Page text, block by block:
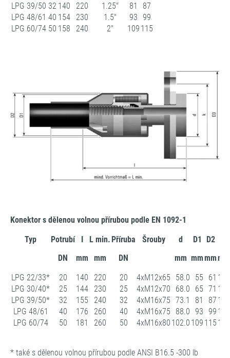
LPG 39/50 32 140 220 1.25" 81
87
LPG 48/61 40 154 230 1.5" 93 99
LPG 60/74 50 158 240 2" 109 115
Konektor s dělenou volnou přírubou podle EN 1092-1
Typ
Potrubí
DN
I
mm
L min.
mm
Příruba
DN
Šrouby
d
mm
D1
mm
D2
mmmm
LPG 22/33*
20 140 220 20 4xM12x65 58.0 55 61 105
LPG 30/40*
25 144 230 25 4xM12x70 68.0 65 71 115
LPG 39/50*
32 155 240 32 4xM16x75 73.1 81 87 140
LPG 48/61
40 176 260 40 4xM16x75 88.0 93 99 150
LPG 60/74
50 181 260 50 4xM16x80 102.0 109 115 165
* také s dělenou volnou přírubou podle ANSI B16.5 -300 lb